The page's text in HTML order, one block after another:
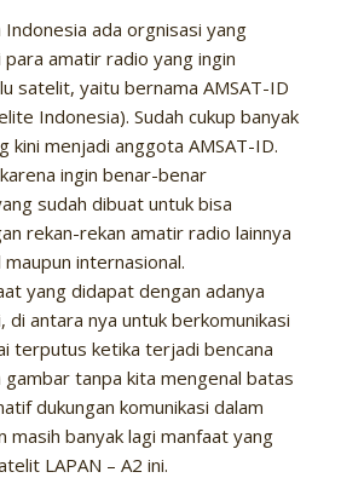
Indonesia ada orgnisasi yang
amatir radio yang ingin
satelit, yaitu bernama AMSAT-ID
Indonesia). Sudah cukup banyak
kini menjadi anggota AMSAT-ID.
ingin benar-benar
sudah dibuat untuk bisa
rekan-rekan amatir radio lainnya
internasional.
yang didapat dengan adanya
di antara nya untuk berkomunikasi
terputus ketika terjadi bencana
tanpa kita mengenal batas
dukungan komunikasi dalam
masih banyak lagi manfaat yang
LAPAN – A2 ini.